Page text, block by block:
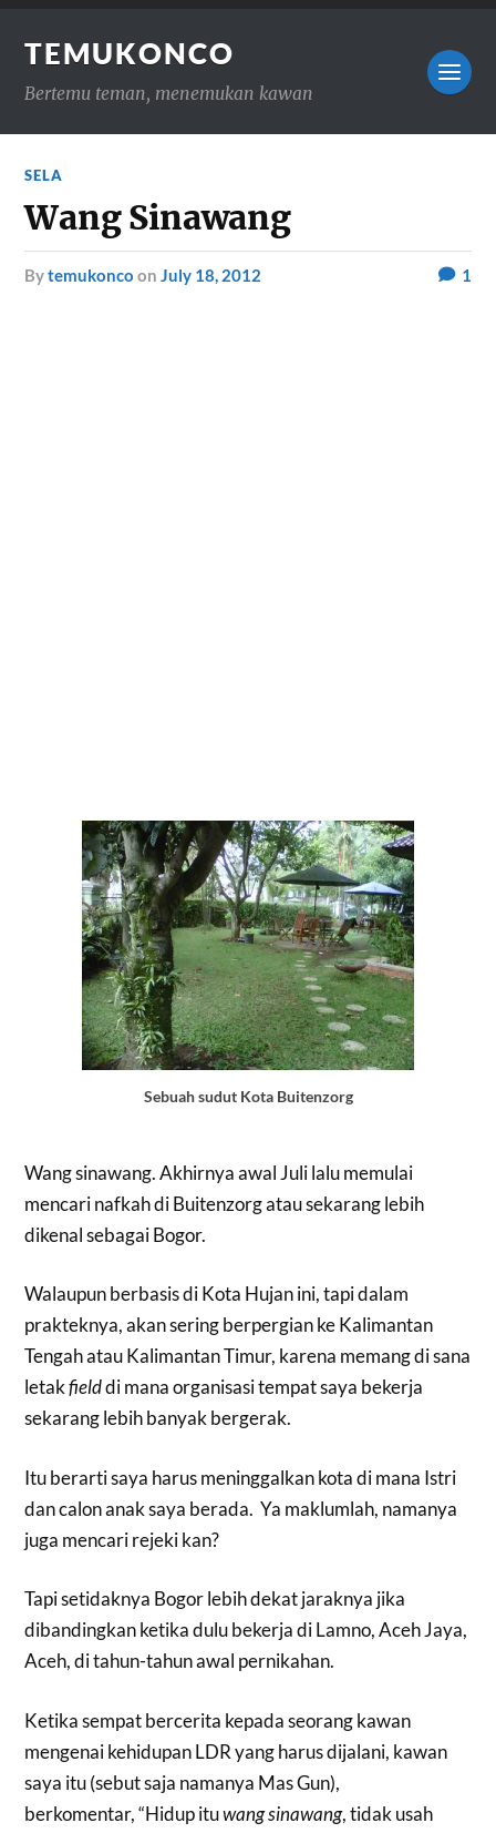
TEMUKONCO
Bertemu teman, menemukan kawan
SELA
Wang Sinawang
bytemukonco onJuly 18, 2012 1
Sebuah sudut Kota Buitenzorg
Wang sinawang. Akhirnya awal Juli lalu memulai
mencari nafkah di Buitenzorg atau sekarang lebih
dikenal sebagai Bogor.
Walaupun berbasis di Kota Hujan ini, tapi dalam
prakteknya, akan sering berpergian ke Kalimantan
Tengah atau Kalimantan Timur, karena memang di sana
letakfielddi mana organisasi tempat saya bekerja
sekarang lebih banyak bergerak.
Itu berarti saya harus meninggalkan kota di mana Istri
dan calon anak saya berada. Ya maklumlah, namanya
juga mencari rejeki kan?
Tapi setidaknya Bogor lebih dekat jaraknya jika
dibandingkan ketika dulu bekerja di Lamno, Aceh Jaya,
Aceh, di tahun-tahun awal pernikahan.
Ketika sempat bercerita kepada seorang kawan
mengenai kehidupan LDR yang harus dijalani, kawan
saya itu (sebut saja namanya Mas Gun),
berkomentar, “Hidup ituwang sinawang, tidak usah